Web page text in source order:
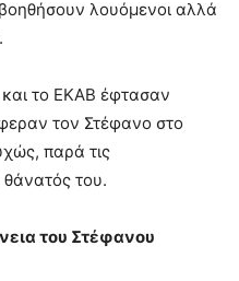
λουόμενοι αλλά
και το ΕΚΑΒ έφτασαν
τον Στέφανο στο
παρά τις
θάνατός του.
του Στέφανου